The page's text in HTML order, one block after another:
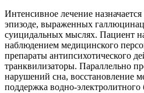
Интенсивное лечение
эпизоде, выраженных
суицидальных мыслях. Пациент
наблюдением медицинского
препараты антипсихотического
транквилизаторы. Параллельно
нарушений сна, восстановление
поддержка водно-электролитного